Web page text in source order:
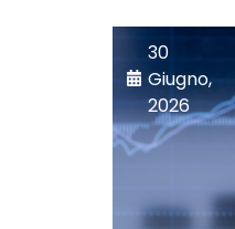
30
Giugno,
2026